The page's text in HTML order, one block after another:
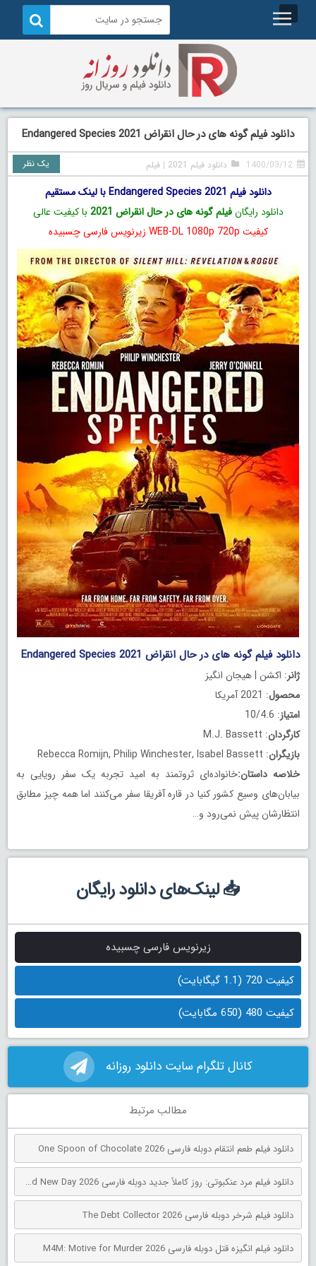
دانلود فیلم گونه های در حال انقراض Endangered Species 2021
1400/03/12 دانلود فیلم 2021 |فیلم یک نظر
دانلود فیلم Endangered Species 2021 با لینک مستقیم
دانلود رایگانفیلم گونه های در حال انقراض 2021
با کیفیت عالی
کیفیت WEB-DL 1080p 720p زیرنویس فارسی چسبیده
دانلود فیلم گونه های در حال انقراض Endangered Species 2021
ژانر: اکشن | هیجان انگیز
محصول: 2021 آمریکا
امتیاز: 10/4.6
کارگردان: M.J. Bassett
بازیگران: Rebecca Romijn, Philip Winchester, Isabel Bassett
خلاصه داستان:خانواده‌ای ثروتمند به امید تجربه یک سفر رویایی به
بیابان‌های وسیع کشور کنیا در قاره آفریقا سفر می‌کنند اما همه چیز مطابق
انتظارشان پیش نمی‌رود و…
📥 لینک‌های دانلود رایگان
زیرنویس فارسی چسبیده
کیفیت 720 (1.1 گیگابایت)
کیفیت 480 (650 مگابایت)
کانال تلگرام سایت دانلود روزانه
مطالب مرتبط
دانلود فیلم طعم انتقام دوبله فارسی One Spoon of Chocolate 2026
دانلود فیلم مرد عنکبوتی: روز کاملاً جدید دوبله فارسی Spider-Man: Brand New Day 2026
دانلود فیلم شرخر دوبله فارسی The Debt Collector 2026
دانلود فیلم انگیزه قتل دوبله فارسی M4M: Motive for Murder 2026